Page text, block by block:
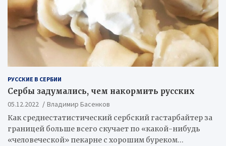
РУССКИЕ В СЕРБИИ
Сербы задумались, чем накормить русских
05.12.2022
Владимир Басенков
Как среднестатистический сербский гастарбайтер за
границей больше всего скучает по «какой-нибудь
«человеческой» пекарне с хорошим буреком…